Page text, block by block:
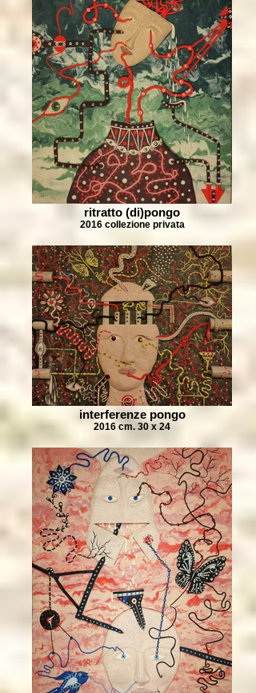
ritratto (di)pongo
2016 collezione privata
interferenze pongo
2016 cm. 30 x 24